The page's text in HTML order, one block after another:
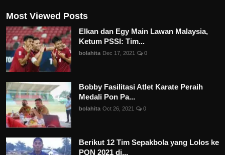
Most Viewed Posts
Elkan dan Egy Main Lawan Malaysia,
Ketum PSSI: Tim...
bolahita Dec 17, 2021 0
Bobby Fasilitasi Atlet Karate Peraih
Medali Pon Pa...
bolahita Oct 26, 2021 0
Berikut 12 Tim Sepakbola yang Lolos ke
PON 2021 di...